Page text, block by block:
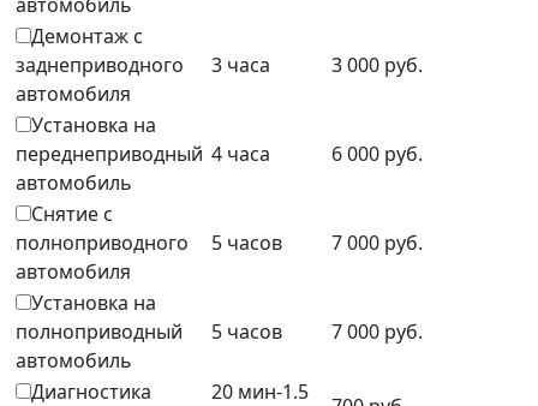
Демонтаж с
заднеприводного
автомобиля
3 часа 3 000 руб.
Установка на
переднеприводный
автомобиль
4 часа 6 000 руб.
Снятие с
полноприводного
автомобиля
5 часов 7 000 руб.
Установка на
полноприводный
автомобиль
5 часов 7 000 руб.
Диагностика
20 мин-1.5